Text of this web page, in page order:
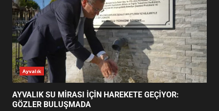
1
AYVALIK SU MİRASI İÇİN
HAREKETE GEÇİYOR: GÖZLER
BULUŞMADA
2
ESA 2026’DA TÜRK BAHARATI
NEYİ TEMSİL ETTİ?
Ayvalık
AYVALIK SU MİRASI İÇİN HAREKETE GEÇİYOR:
GÖZLER BULUŞMADA